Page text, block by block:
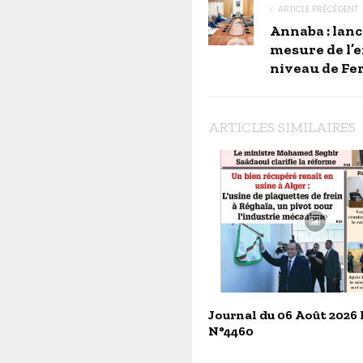
ARTICLE PRÉCÉDENT
Annaba :
mesure de
niveau de
ARTICLES SIMILAIRES
Journal du 06 Août
N°4460